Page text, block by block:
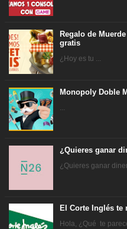
Regalo de
gratis
¿Hoy es tu ...
Monopoly Doble
¿Quieres ganar
¿Quieres ganar
El Corte Inglés te
Hola, ¿Qué te parece